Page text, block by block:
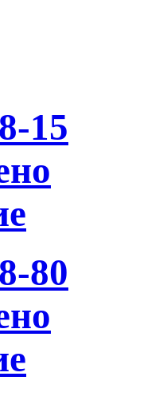
15
80